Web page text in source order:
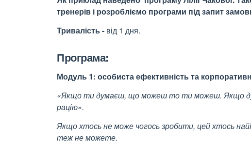
тренерів і розробліємо програми під запит
Тривалість - від 1 дня.
Програма:
Модуль 1: особиста ефективність та
«Якщо ти думаєш, що можеш то ти можеш. Якщо
рацію».
Якщо хтось не може чогось зробити, цей хтось
теж не можете.